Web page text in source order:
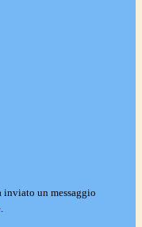
inviato un messaggio